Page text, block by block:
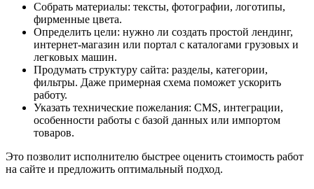
Собрать материалы: тексты, фотографии, логотипы,
фирменные цвета.
Определить цели: нужно ли создать простой лендинг,
интернет-магазин или портал с каталогами грузовых и
легковых машин.
Продумать структуру сайта: разделы, категории,
фильтры. Даже примерная схема поможет ускорить
работу.
Указать технические пожелания: CMS, интеграции,
особенности работы с базой данных или импортом
товаров.
Это позволит исполнителю быстрее оценить стоимость работ
на сайте и предложить оптимальный подход.